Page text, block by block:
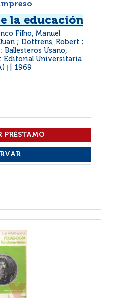
la educación
Filho, Manuel
; Dottrens, Robert ;
Usano,
: Editorial Universitaria
1969